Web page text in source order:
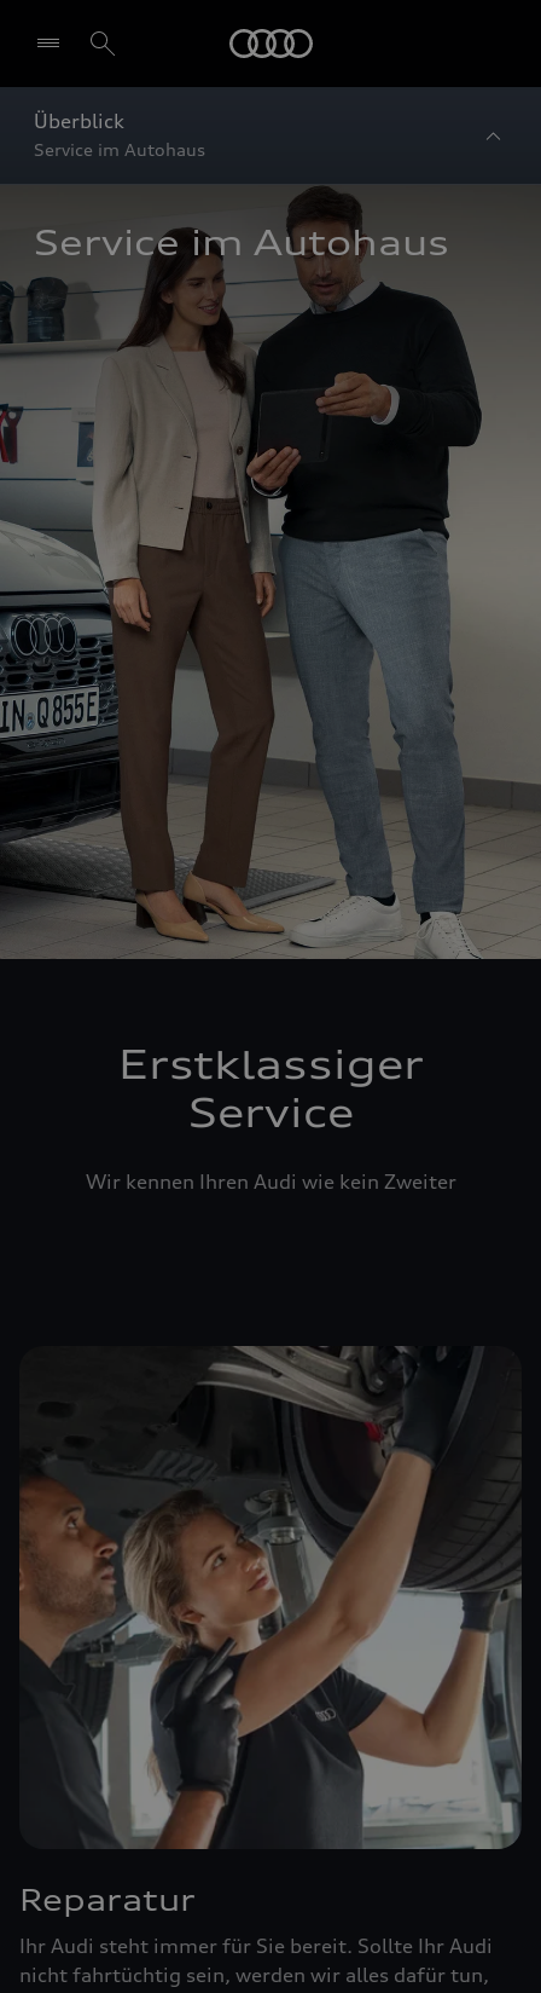
Überblick
Service im Autohaus
Service im Autohaus
Erstklassiger
Service
Wir kennen Ihren Audi wie kein Zweiter
Reparatur
Ihr Audi steht immer für Sie bereit. Sollte Ihr Audi
nicht fahrtüchtig sein, werden wir alles dafür tun,